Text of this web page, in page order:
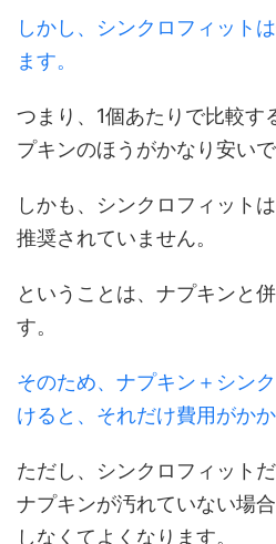
しかし、シンクロフィット
ます。
つまり、1個あたりで比較す
プキンのほうがかなり安いで
しかも、シンクロフィット
推奨されていません。
ということは、ナプキンと
す。
そのため、ナプキン＋シン
けると、それだけ費用がか
ただし、シンクロフィット
ナプキンが汚れていない場
しなくてよくなります。